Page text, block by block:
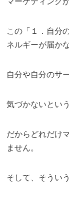
この「１．自分
ネルギーが届か
自分や自分のサ
気づかないとい
だからどれだけ
ません。
そして、そうい